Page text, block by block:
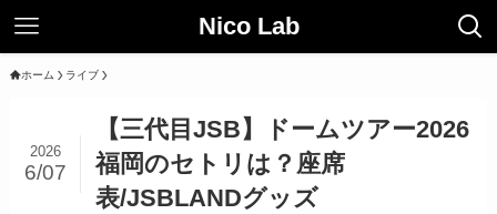
Nico Lab
ホーム ライブ
【三代目JSB】ドームツアー2026
福岡のセトリは？座席
表/JSBLANDグッズ
2026
6/07